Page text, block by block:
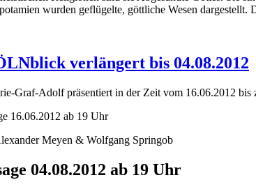
wurden geflügelte, göttliche Wesen dargestellt.
verlängert bis 04.08.2012
Graf-Adolf präsentiert in der Zeit vom 16.06.2012
16.06.2012 ab 19 Uhr
Meyen & Wolfgang Springob
04.08.2012 ab 19 Uhr